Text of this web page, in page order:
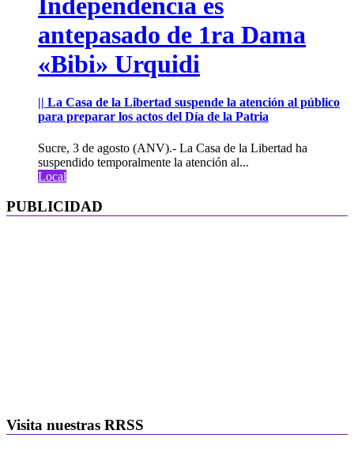
antepasado de 1ra Dama
«Bibi» Urquidi
|| La Casa de la Libertad suspende la atención al público
para preparar los actos del Día de la Patria
Sucre, 3 de agosto (ANV).- La Casa de la Libertad ha
suspendido temporalmente la atención al...
Local
PUBLICIDAD
Visita nuestras RRSS